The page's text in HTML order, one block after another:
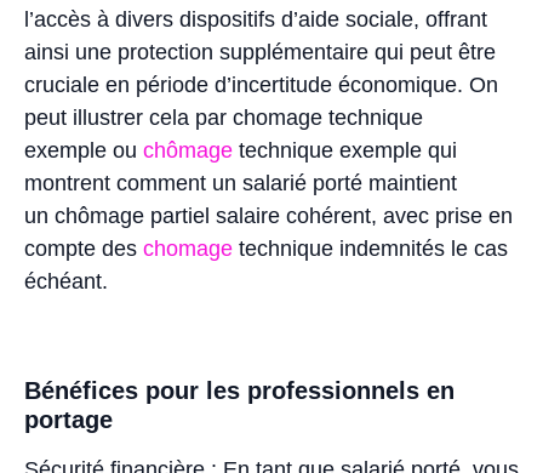
l’accès à divers dispositifs d’aide sociale, offrant
ainsi une protection supplémentaire qui peut être
cruciale en période d’incertitude économique. On
peut illustrer cela par chomage technique
exemple ou chômage technique exemple qui
montrent comment un salarié porté maintient
un chômage partiel salaire cohérent, avec prise en
compte des chomage technique indemnités le cas
échéant.
Bénéfices pour les professionnels en
portage